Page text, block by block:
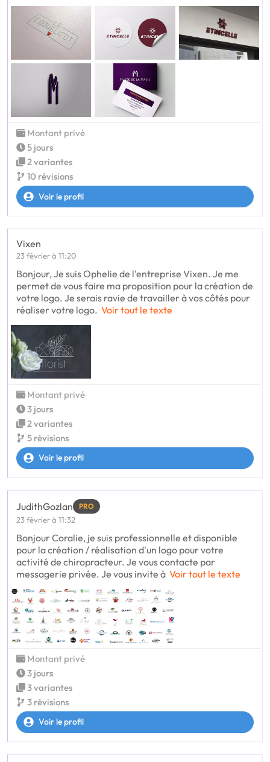
Montant privé
5 jours
2 variantes
10 révisions
Voir le profil
Vixen
23 février à 11:20
Bonjour, Je suis Ophelie de l’entreprise Vixen. Je me
permet de vous faire ma proposition pour la création de
votre logo. Je serais ravie de travailler à vos côtés pour
réaliser votre logo. Voir tout le texte
Montant privé
3 jours
2 variantes
5 révisions
Voir le profil
JudithGozlan PRO
23 février à 11:32
Bonjour Coralie, je suis professionnelle et disponible
pour la création / réalisation d'un logo pour votre
activité de chiropracteur. Je vous contacte par
messagerie privée. Je vous invite à Voir tout le texte
Montant privé
3 jours
3 variantes
3 révisions
Voir le profil